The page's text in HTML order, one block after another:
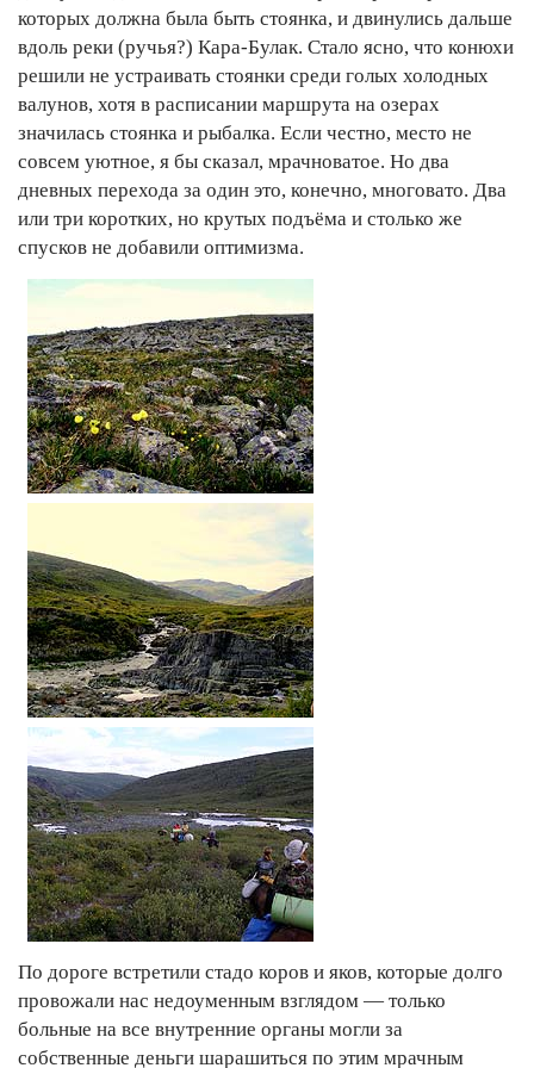
которых должна была быть стоянка, и двинулись дальше
вдоль реки (ручья?) Кара-Булак. Стало ясно, что конюхи
решили не устраивать стоянки среди голых холодных
валунов, хотя в расписании маршрута на озерах
значилась стоянка и рыбалка. Если честно, место не
совсем уютное, я бы сказал, мрачноватое. Но два
дневных перехода за один это, конечно, многовато. Два
или три коротких, но крутых подъёма и столько же
спусков не добавили оптимизма.
По дороге встретили стадо коров и яков, которые долго
провожали нас недоуменным взглядом — только
больные на все внутренние органы могли за
собственные деньги шарашиться по этим мрачным